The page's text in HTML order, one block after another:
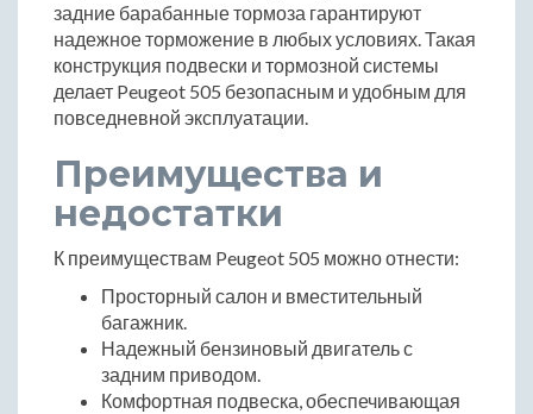
задние барабанные тормоза гарантируют
надежное торможение в любых условиях. Такая
конструкция подвески и тормозной системы
делает Peugeot 505 безопасным и удобным для
повседневной эксплуатации.
Преимущества и
недостатки
К преимуществам Peugeot 505 можно отнести:
Просторный салон и вместительный
багажник.
Надежный бензиновый двигатель с
задним приводом.
Комфортная подвеска, обеспечивающая